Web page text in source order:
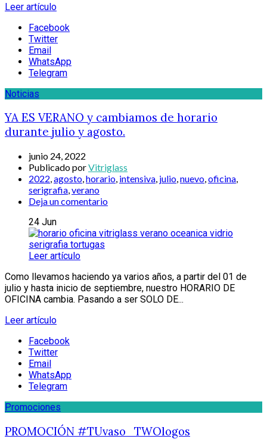
Leer artículo
Facebook
Twitter
Email
WhatsApp
Telegram
Noticias
YA ES VERANO y cambiamos de horario
durante julio y agosto.
junio 24, 2022
Publicado porVitriglass
2022,agosto,horario, intensiva, julio,nuevo,oficina,
serigrafia,verano
Deja un comentario
24 Jun
Leer artículo
Como llevamos haciendo ya varios años, a partir del 01 de
julio y hasta inicio de septiembre, nuestro HORARIO DE
OFICINA cambia. Pasando a ser SOLO DE...
Leer artículo
Facebook
Twitter
Email
WhatsApp
Telegram
Promociones
PROMOCIÓN #TUvaso_TWOlogos